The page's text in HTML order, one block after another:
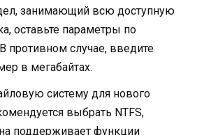
занимающий всю доступную
оставьте параметры по
противном случае, введите
в мегабайтах.
систему для нового
выбрать NTFS,
поддерживает функции